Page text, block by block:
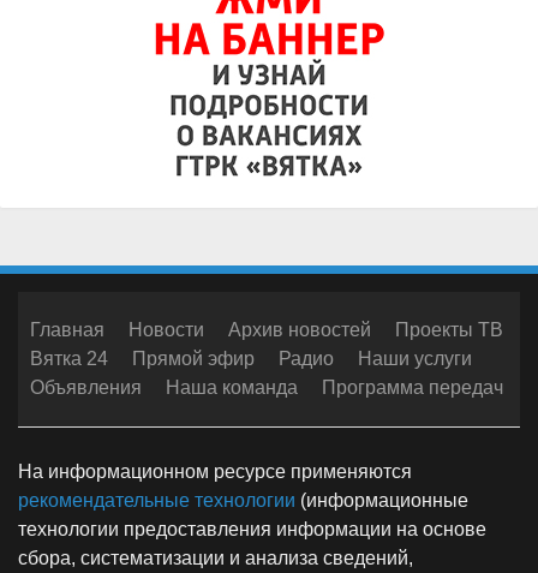
Главная Новости Архив новостей
Проекты ТВ
Вятка 24
Прямой эфир Радио
Наши услуги
Объявления
Наша команда Программа передач
На информационном ресурсе применяются
рекомендательные технологии (информационные
технологии предоставления информации на основе
сбора, систематизации и анализа сведений,